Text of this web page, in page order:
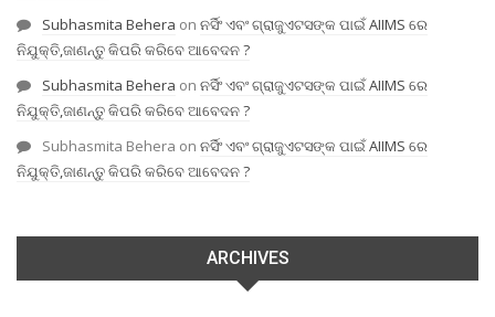
Subhasmita Behera on ନର୍ସିଂ ଏବଂ ଗ୍ରାଜୁଏଟସଙ୍କ ପାଇଁ AIIMS ରେ
ନିଯୁକ୍ତି,ଜାଣନ୍ତୁ କିପରି କରିବେ ଆବେଦନ ?
Subhasmita Behera on ନର୍ସିଂ ଏବଂ ଗ୍ରାଜୁଏଟସଙ୍କ ପାଇଁ AIIMS ରେ
ନିଯୁକ୍ତି,ଜାଣନ୍ତୁ କିପରି କରିବେ ଆବେଦନ ?
Subhasmita Behera on ନର୍ସିଂ ଏବଂ ଗ୍ରାଜୁଏଟସଙ୍କ ପାଇଁ AIIMS ରେ
ନିଯୁକ୍ତି,ଜାଣନ୍ତୁ କିପରି କରିବେ ଆବେଦନ ?
ARCHIVES